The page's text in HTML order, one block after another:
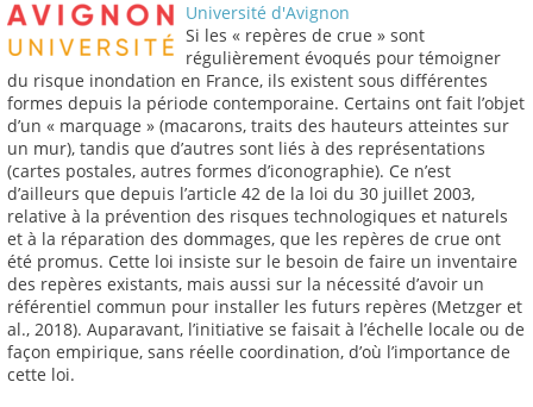
Université d'Avignon
Si les « repères de crue » sont
régulièrement évoqués pour témoigner
du risque inondation en France, ils existent sous différentes
formes depuis la période contemporaine. Certains ont fait l’objet
d’un « marquage » (macarons, traits des hauteurs atteintes sur
un mur), tandis que d’autres sont liés à des représentations
(cartes postales, autres formes d’iconographie). Ce n’est
d’ailleurs que depuis l’article 42 de la loi du 30 juillet 2003,
relative à la prévention des risques technologiques et naturels
et à la réparation des dommages, que les repères de crue ont
été promus. Cette loi insiste sur le besoin de faire un inventaire
des repères existants, mais aussi sur la nécessité d’avoir un
référentiel commun pour installer les futurs repères (Metzger et
al., 2018). Auparavant, l’initiative se faisait à l’échelle locale ou de
façon empirique, sans réelle coordination, d’où l’importance de
cette loi.